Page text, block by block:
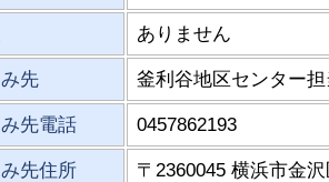
ありません
先 釜利谷地区センター
先電話 0457862193
先住所 〒2360045 横浜市金